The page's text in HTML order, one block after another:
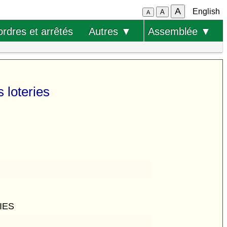
A A A English
et arrêtés Autres ▼ Assemblée ▼
loteries